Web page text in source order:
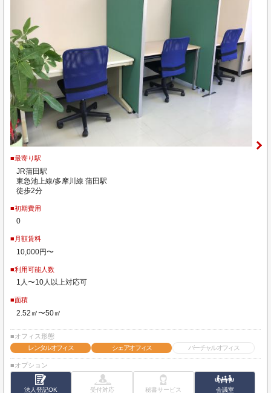
■最寄り駅
JR蒲田駅
東急池上線/多摩川線 蒲田駅
徒歩2分
■初期費用
0
■月額賃料
10,000円〜
■利用可能人数
1人〜10人以上対応可
■面積
2.52㎡〜50㎡
■オフィス形態
レンタルオフィス
シェアオフィス バーチャルオフィス
■オプション
法人登記OK 受付対応 秘書サービス 会議室